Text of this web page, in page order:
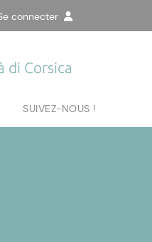
connecter
di Corsica
SUIVEZ-NOUS !